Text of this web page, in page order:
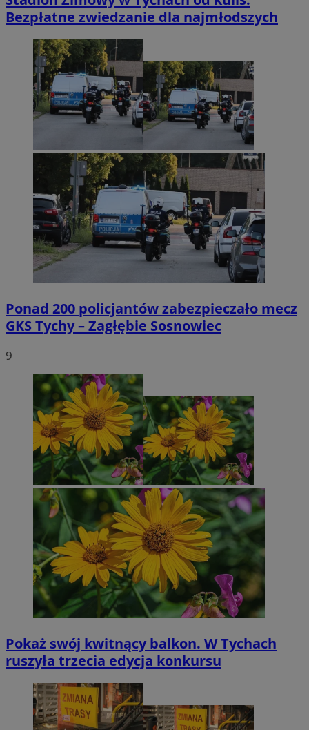
Bezpłatne zwiedzanie dla najmłodszych
Ponad 200 policjantów zabezpieczało mecz
GKS Tychy – Zagłębie Sosnowiec
9
Pokaż swój kwitnący balkon. W Tychach
ruszyła trzecia edycja konkursu